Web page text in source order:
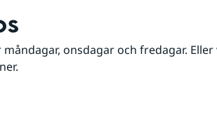
onsdagar och fredagar. Eller